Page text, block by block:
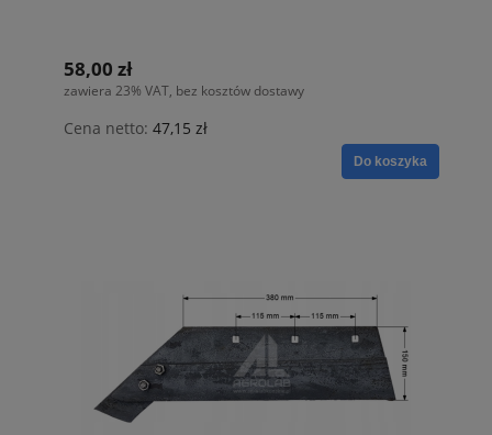
58,00 zł
zawiera 23% VAT, bez kosztów dostawy
Cena netto: 47,15 zł
Do koszyka